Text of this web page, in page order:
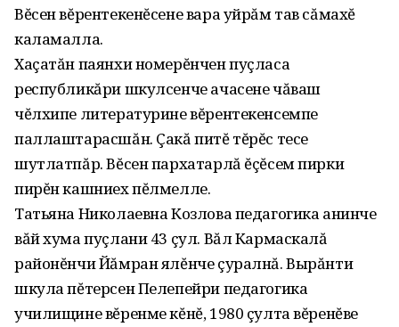
Вĕсен вĕрентекенĕсене вара уйрăм тав сăмахĕ
каламалла.
Хаçатăн паянхи номерĕнчен пуçласа
республикăри шкулсенче ачасене чăваш
чĕлхипе литературине вĕрентекенсемпе
паллаштарасшăн. Çакă питĕ тĕрĕс тесе
шутлатпăр. Вĕсен пархатарлă ĕçĕсем пирки
пирĕн кашниех пĕлмелле.
Татьяна Николаевна Козлова педагогика анинче
вăй хума пуçлани 43 çул. Вăл Кармаскалă
районĕнчи Йăмран ялĕнче çуралнă. Вырăнти
шкула пĕтерсен Пелепейри педагогика
училищине вĕренме кĕнĕ, 1980 çулта вĕренĕве